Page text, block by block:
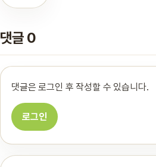
댓글 0
댓글은 로그인 후 작성할 수 있습니다.
로그인